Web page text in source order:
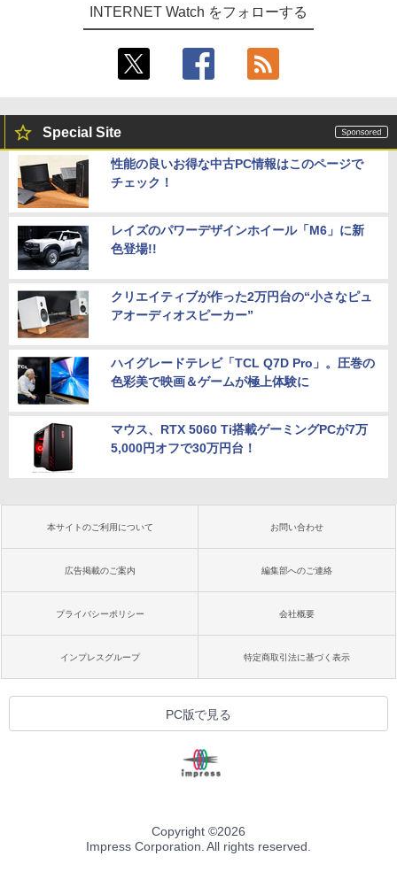
INTERNET Watch をフォローする
Special Site
性能の良いお得な中古PC情報はこのページで
チェック！
レイズのパワーデザインホイール「M6」に新
色登場!!
クリエイティブが作った2万円台の“小さなピュ
アオーディオスピーカー”
ハイグレードテレビ「TCL Q7D Pro」。圧巻の
色彩美で映画＆ゲームが極上体験に
マウス、RTX 5060 Ti搭載ゲーミングPCが7万
5,000円オフで30万円台！
本サイトのご利用について お問い合わせ
広告掲載のご案内 編集部へのご連絡
プライバシーポリシー 会社概要
インプレスグループ 特定商取引法に基づく表示
PC版で見る
Copyright ©2026
Impress Corporation. All rights reserved.